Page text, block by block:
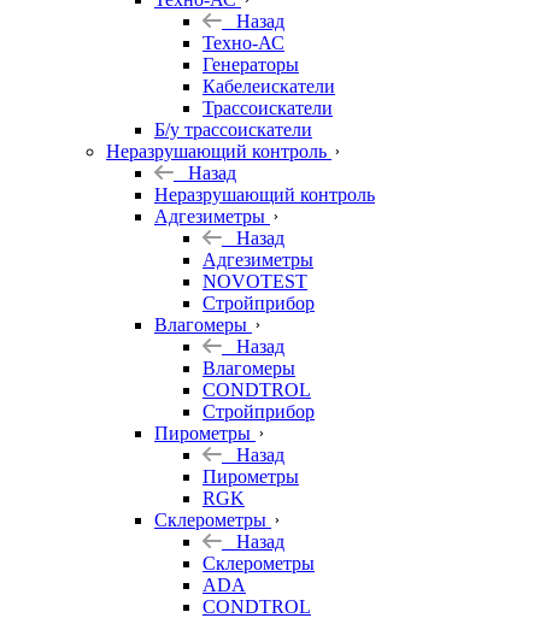
Назад
Техно-АС
Генераторы
Кабелеискатели
Трассоискатели
Б/у трассоискатели
Неразрушающий контроль
Назад
Неразрушающий контроль
Адгезиметры
Назад
Адгезиметры
NOVOTEST
Стройприбор
Влагомеры
Назад
Влагомеры
CONDTROL
Стройприбор
Пирометры
Назад
Пирометры
RGK
Склерометры
Назад
Склерометры
ADA
CONDTROL